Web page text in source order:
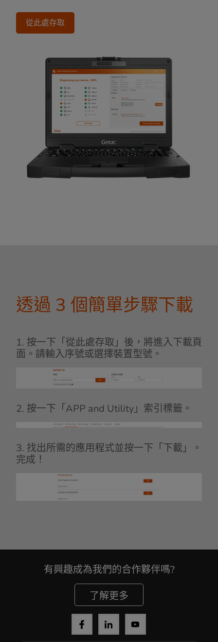
從此處存取
透過 3 個簡單步驟下載
1. 按一下「從此處存取」後，將進入下載頁
面。請輸入序號或選擇裝置型號。
2. 按一下「APP and Utility」索引標籤。
3. 找出所需的應用程式並按一下「下載」。
完成！
有興趣成為我們的合作夥伴嗎?
了解更多